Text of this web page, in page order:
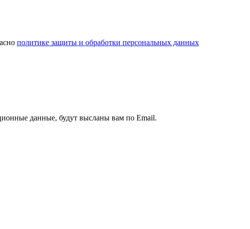
политике защиты и обработки персональных данных
данные, будут высланы вам по Email.